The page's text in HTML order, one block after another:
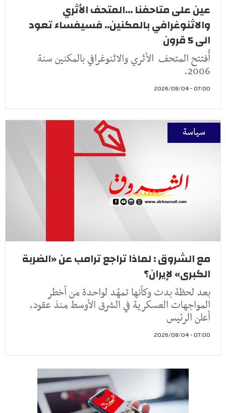
عين على متاحفنا ...المتحف الأثري
والاثنوغرافي بالمكنين.. فسيفساء تعود
الى 5 قرون
أُفتتح المتحف الأثري والاثنوغرافي بالمكنين سنة
2006.
07:00 - 2026/08/04
سياسة
مع الشروق : لماذا تراجع ترامب عن «الضربة
الكبرى» لإيران؟
بعد لحظة بدت وكأنها تمهّد لواحدة من أخطر
المواجهات العسكرية في الشرق الأوسط منذ عقود،
أعلن الرئيس
07:00 - 2026/08/04